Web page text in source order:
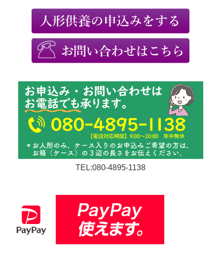
TEL:080-4895-1138